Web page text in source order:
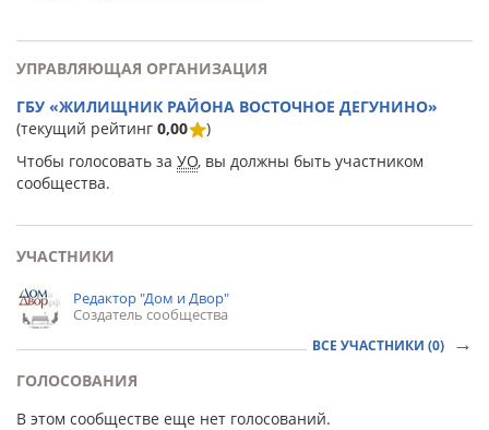
УПРАВЛЯЮЩАЯ ОРГАНИЗАЦИЯ
ГБУ «ЖИЛИЩНИК РАЙОНА ВОСТОЧНОЕ ДЕГУНИНО»
(текущий рейтинг 0,00
)
Чтобы голосовать за УО, вы должны быть участником
сообщества.
УЧАСТНИКИ
Редактор "Дом и Двор"
Создатель сообщества
ВСЕ УЧАСТНИКИ (0)
ГОЛОСОВАНИЯ
В этом сообществе еще нет голосований.